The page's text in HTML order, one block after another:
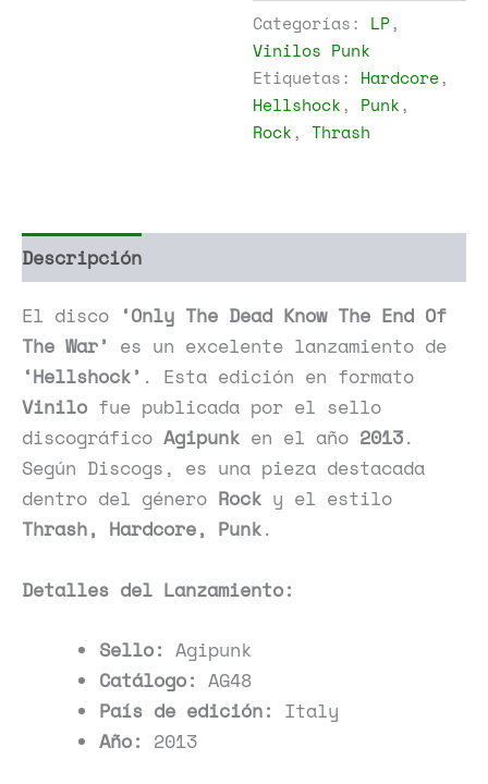
Dead
Know
The
End
Of
The
War
Categorías: LP,
Vinilos Punk
Etiquetas: Hardcore,
Hellshock, Punk,
Rock,Thrash
Descripción
El disco ‘Only The Dead Know The End Of
The War’ es un excelente lanzamiento de
‘Hellshock’ . Esta edición en formato
Vinilo fue publicada por el sello
discográfico Agipunk en el año 2013.
Según Discogs, es una pieza destacada
dentro del género Rock y el estilo
Thrash, Hardcore, Punk.
Detalles del Lanzamiento:
Sello: Agipunk
Catálogo: AG48
País de edición: Italy
Año: 2013